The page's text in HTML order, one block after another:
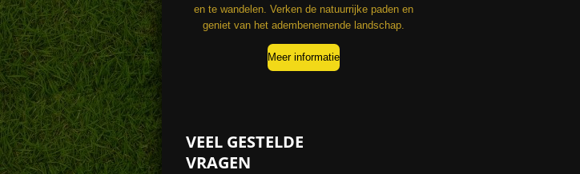
en te wandelen. Verken de natuurrijke paden en
geniet van het adembenemende landschap.
Meer informatie
VEEL GESTELDE
VRAGEN